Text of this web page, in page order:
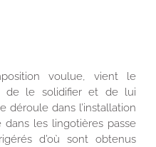
voulue, vient le
de le solidifier et de lui
déroule dans l’installation
dans les lingotières passe
d’où sont obtenus